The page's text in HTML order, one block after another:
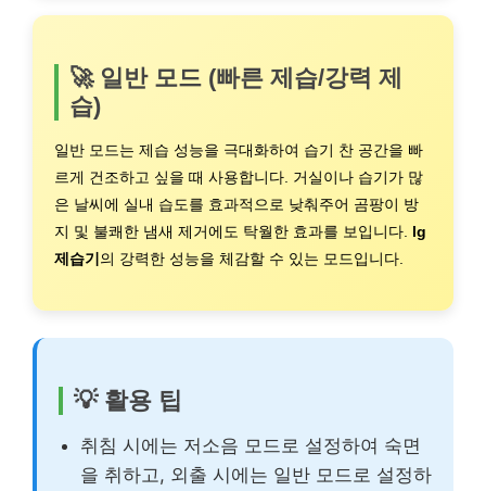
🚀 일반 모드 (빠른 제습/강력 제
습)
일반 모드는 제습 성능을 극대화하여 습기 찬 공간을 빠
르게 건조하고 싶을 때 사용합니다. 거실이나 습기가 많
은 날씨에 실내 습도를 효과적으로 낮춰주어 곰팡이 방
지 및 불쾌한 냄새 제거에도 탁월한 효과를 보입니다. lg
제습기의 강력한 성능을 체감할 수 있는 모드입니다.
💡 활용 팁
취침 시에는 저소음 모드로 설정하여 숙면
을 취하고, 외출 시에는 일반 모드로 설정하